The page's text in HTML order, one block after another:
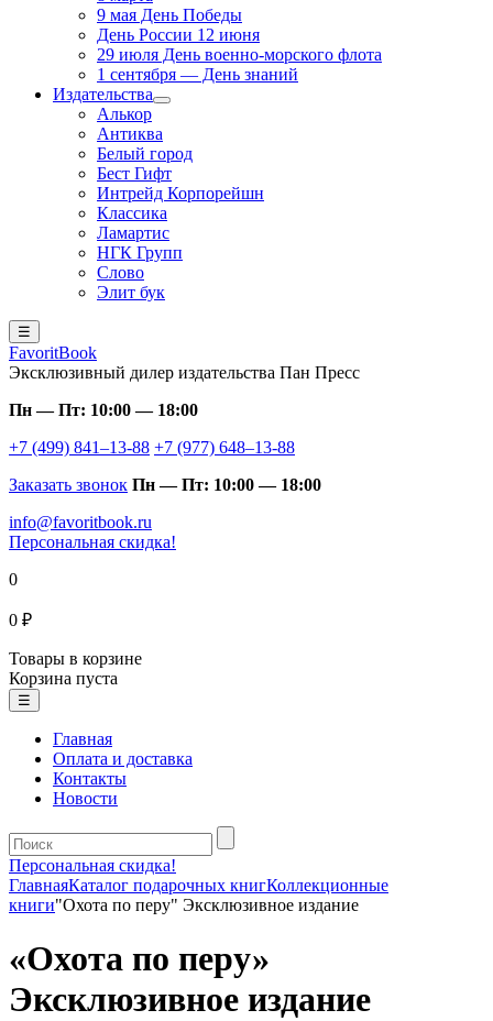
9 мая День Победы
День России 12 июня
29 июля День военно-морского флота
1 сентября — День знаний
Издательства
Алькор
Антиква
Белый город
Бест Гифт
Интрейд Корпорейшн
Классика
Ламартис
НГК Групп
Слово
Элит бук
☰
FavoritBook
Эксклюзивный дилер издательства Пан Пресс
Пн — Пт: 10:00 — 18:00
+7 (499) 841–13-88 +7 (977) 648–13-88
Заказать звонок Пн — Пт: 10:00 — 18:00
info@favoritbook.ru
Персональная скидка!
0
0 ₽
Товары в корзине
Корзина пуста
☰
Главная
Оплата и доставка
Контакты
Новости
Персональная скидка!
ГлавнаяКаталог подарочных книгКоллекционные
книги"Охота по перу" Эксклюзивное издание
«Охота по перу»
Эксклюзивное издание